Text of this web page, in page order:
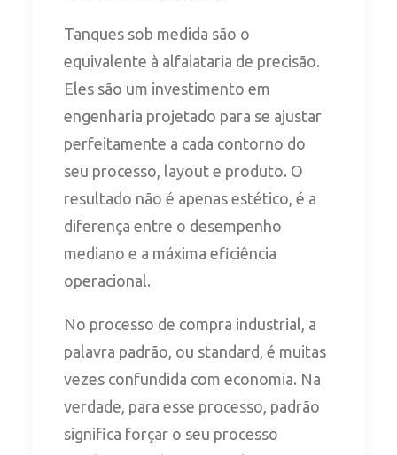
Tanques sob medida são o
equivalente à alfaiataria de precisão.
Eles são um investimento em
engenharia projetado para se ajustar
perfeitamente a cada contorno do
seu processo, layout e produto. O
resultado não é apenas estético, é a
diferença entre o desempenho
mediano e a máxima eficiência
operacional.
No processo de compra industrial, a
palavra padrão, ou standard, é muitas
vezes confundida com economia. Na
verdade, para esse processo, padrão
significa forçar o seu processo